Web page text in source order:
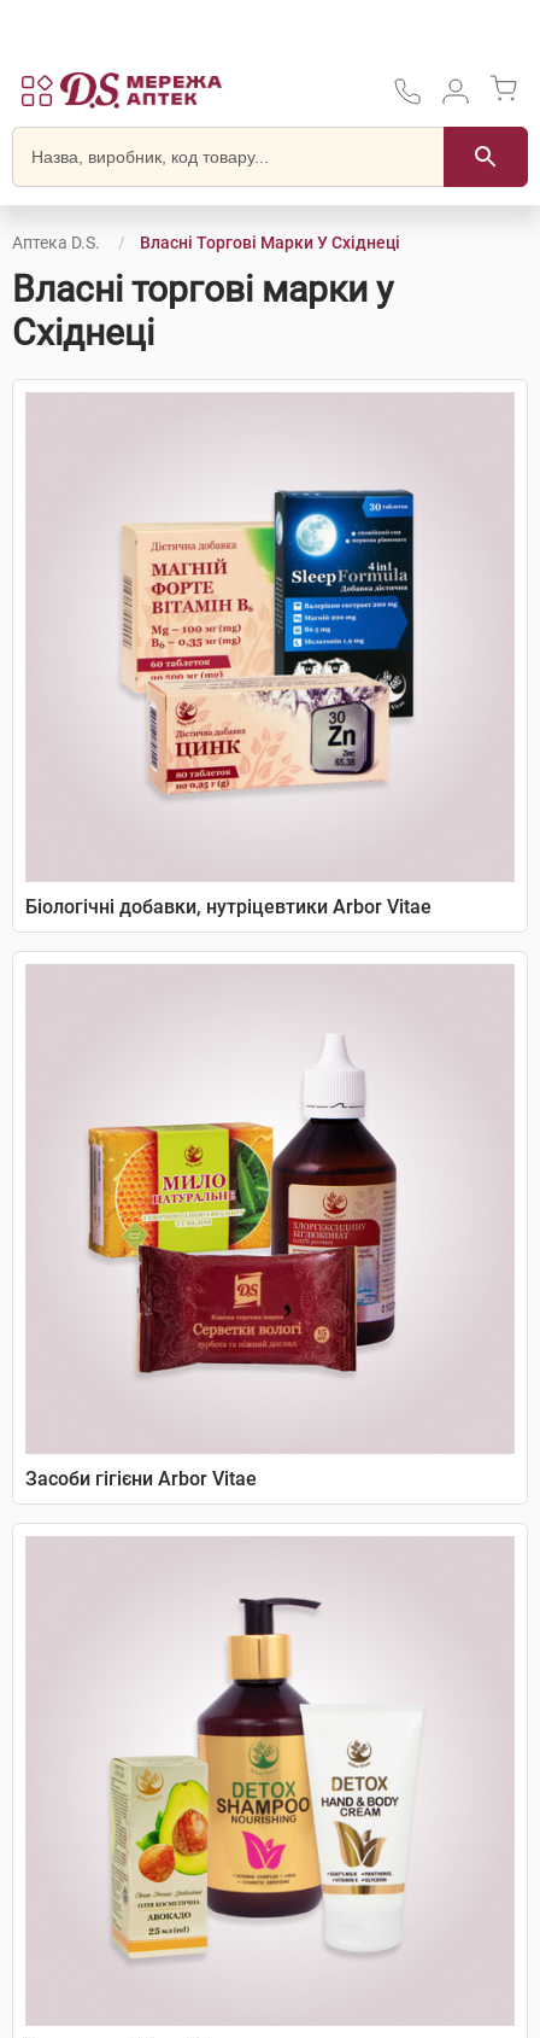
Аптека D.S. Власні Торгові Марки У Східнеці
Власні торгові марки у
Східнеці
Біологічні добавки, нутріцевтики Arbor Vitae
Засоби гігієни Arbor Vitae